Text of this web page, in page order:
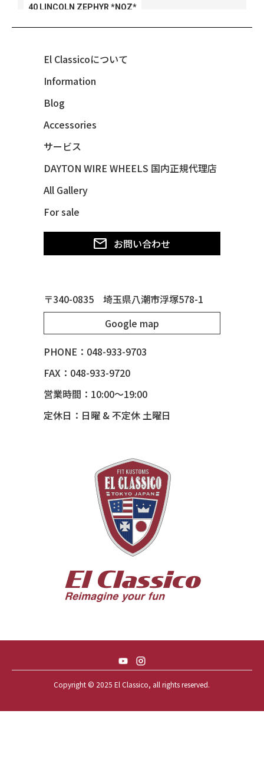
40 LINCOLN ZEPHYR *NOZ*
40 LINCOLN ZEPHYR *V12*
47 CHEVY FLEETMASTER CONV
48 CHEVY 3100 *Q-CHINCO
48 CHEVY FLEET AEROSEDAN
48 CHEVY FLEETMASTER CONV
49 MERCURY *MERC9*
50 CHEVY STYLE-LINE*BUBBLES
50 CHEVY SUBURBAN
51 MERCURY *ART MORRISON
53 CHEVY BEL-AIR
55 BUICK ROADMASTER
55 CHEVY HANDYMAN WAGON
56 BUICK SPECIAL * 565 *
56 CHEVY BEL-AIR * KOMO *
56 CHEVY BEL-AIR *SPARKLE 56
57 CHEVY BEL-AIR CONVERTIBLE
57 CHEVY NOMAD *ACID 57*
59 CADILLAC COUPE DEVILLE
59 CHEVY APACHE *アパ太郎
El Classicoについて
Information
Blog
Accessories
サービス
DAYTON WIRE WHEELS 国内正規代理店
All Gallery
For sale
お問い合わせ
〒340-0835 埼玉県八潮市浮塚578-1
Google map
PHONE：048-933-9703
FAX：048-933-9720
営業時間：10:00～19:00
定休日：日曜 & 不定休 土曜日
Copyright © 2025 El Classico, all rights reserved.️